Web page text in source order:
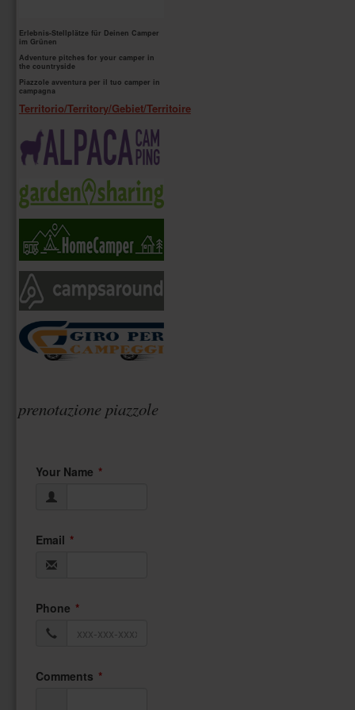
Erlebnis-Stellplätze für Deinen Camper
im Grünen
Adventure pitches for your camper in
the countryside
Piazzole avventura per il tuo camper in
campagna
Territorio/Territory/Gebiet/Territoire
prenotazione piazzole